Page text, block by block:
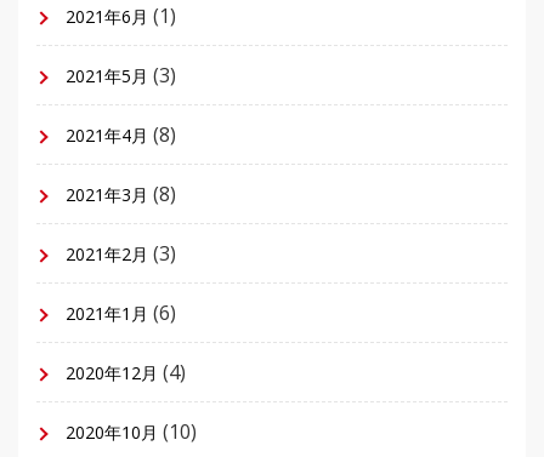
2021年6月 (1)
2021年5月 (3)
2021年4月 (8)
2021年3月 (8)
2021年2月 (3)
2021年1月 (6)
2020年12月 (4)
2020年10月 (10)